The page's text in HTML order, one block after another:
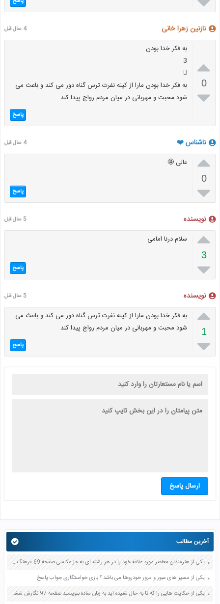
نازنین زهرا خانی 4 سال قبل

0

به فکر خدا بودن
3

به فکر خدا بودن مارا از کینه نفرت ترس گناه دور می کند و باعث می
شود محبت و مهربانی در میان مردم رواج پیدا کند
پاسخ
ناشناس ❤️ 4 سال قبل

0

عالی 🤩
پاسخ
نویسنده 5 سال قبل

3

سلام درنا امامی
پاسخ
نویسنده 5 سال قبل

1

به فکر خدا بودن مارا از کینه نفرت ترس گناه دور می کند و باعث می
شود محبت و مهربانی در میان مردم رواج پیدا کند
پاسخ
ارسال پاسخ
آخرین مطالب
یکی از هنرمندان معاصر مورد علاقه خود را در هر رشته ای به جز عکاسی صفحه 69 فرهنگ و هنر نهم
یکی از مسیر های عبور و مرور خودروها می باشد ؟ بازی خواستگاری جواب پاسخ
یکی از حکایت هایی را که تا به حال شنیده اید به زبان ساده بنویسید صفحه 97 نگارش ششم دبستان